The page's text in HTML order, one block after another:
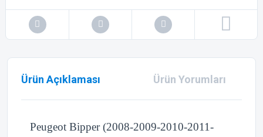
Ürün Açıklaması Ürün Yorumları
Peugeot Bipper (2008-2009-2010-2011-